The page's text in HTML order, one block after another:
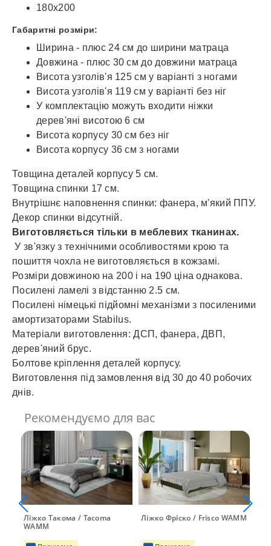
180х200
Габаритні розміри:
Ширина - плюс 24 см до ширини матраца
Довжина - плюс 30 см до довжини матраца
Висота узголів'я 125 см у варіанті з ногами
Висота узголів'я 119 см у варіанті без ніг
У комплектацію можуть входити ніжки
дерев'яні висотою 6 см
Висота корпусу 30 см без ніг
Висота корпусу 36 см з ногами
Товщина деталей корпусу 5 см.
Товщина спинки 17 см.
Внутрішнє наповнення спинки: фанера, м'який ППУ.
Декор спинки відсутній.
Виготовляється тільки в меблевих тканинах.
У зв'язку з технічними особливостями крою та
пошиття чохла не виготовляється в кожзамі.
Розміри довжиною на 200 і на 190 ціна однакова.
Посилені ламелі з відстанню 2.5 см.
Посилені німецькі підйомні механізми з посиленими
амортизаторами Stabilus.
Матеріали виготовлення: ДСП, фанера, ДВП,
дерев'яний брус.
Болтове кріплення деталей корпусу.
Виготовлення під замовлення від 30 до 40 робочих
днів.
Рекомендуємо для вас
Ліжко Такома / Tacoma
WAMM
Ліжко Фріско / Frisco WAMM